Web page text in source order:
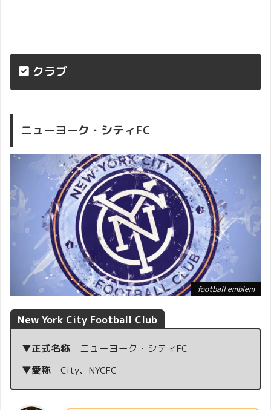
クラブ
ニューヨーク・シティFC
football emblem
New York City Football Club
▼正式名称 ニューヨーク・シティFC
▼愛称City、NYCFC